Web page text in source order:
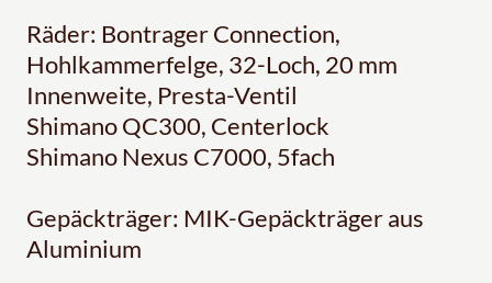
Räder: Bontrager Connection,
Hohlkammerfelge, 32-Loch, 20 mm
Innenweite, Presta-Ventil
Shimano QC300, Centerlock
Shimano Nexus C7000, 5fach
Gepäckträger: MIK-Gepäckträger aus
Aluminium